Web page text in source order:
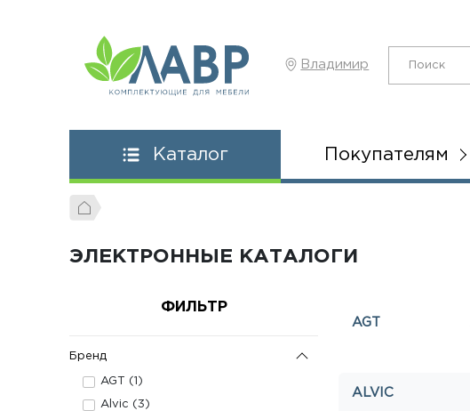
Владимир
Каталог Покупателям
ЭЛЕКТРОННЫЕ КАТАЛОГИ
ФИЛЬТР
Бренд
AGT (1 )
Alvic (3 )
AGT
ALVIC